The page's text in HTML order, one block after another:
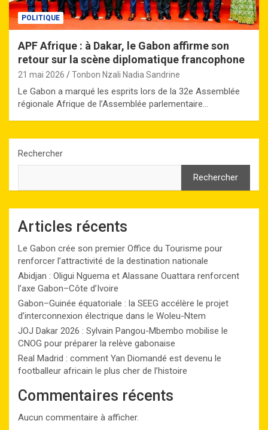
POLITIQUE
APF Afrique : à Dakar, le Gabon affirme son
retour sur la scène diplomatique francophone
21 mai 2026 Tonbon Nzali Nadia Sandrine
Le Gabon a marqué les esprits lors de la 32e Assemblée
régionale Afrique de l’Assemblée parlementaire…
Rechercher
Rechercher
Articles récents
Le Gabon crée son premier Office du Tourisme pour
renforcer l’attractivité de la destination nationale
Abidjan : Oligui Nguema et Alassane Ouattara renforcent
l’axe Gabon–Côte d’Ivoire
Gabon–Guinée équatoriale : la SEEG accélère le projet
d’interconnexion électrique dans le Woleu-Ntem
JOJ Dakar 2026 : Sylvain Pangou-Mbembo mobilise le
CNOG pour préparer la relève gabonaise
Real Madrid : comment Yan Diomandé est devenu le
footballeur africain le plus cher de l’histoire
Commentaires récents
Aucun commentaire à afficher.